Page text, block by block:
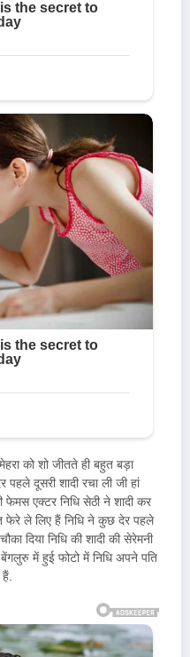
को शो जीतते ही बहुत बड़ा
दूसरी शादी रचा ली जी हां
फेमस एक्टर निधि सेठी ने शादी कर
फेरे ले लिए हैं निधि ने कुछ देर पहले
दिया निधि की शादी की सेरेमनी
में हुई फोटो में निधि अपने पति